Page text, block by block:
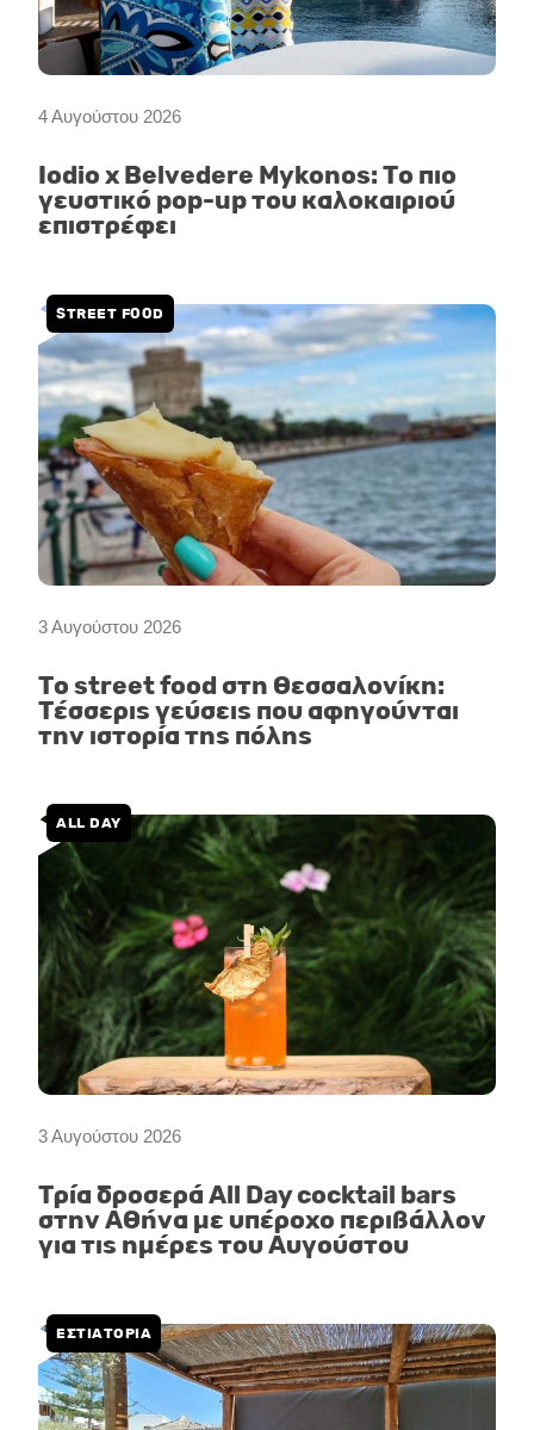
4 Αυγούστου 2026
Iodio x Belvedere Mykonos: Το πιο
γευστικό pop-up του καλοκαιριού
επιστρέφει
3 Αυγούστου 2026
STREET FOOD
Το street food στη Θεσσαλονίκη:
Τέσσερις γεύσεις που αφηγούνται
την ιστορία της πόλης
3 Αυγούστου 2026
ALL DAY
Τρία δροσερά All Day cocktail bars
στην Αθήνα με υπέροχο περιβάλλον
για τις ημέρες του Αυγούστου
ΕΣΤΙΑΤΟΡΙΑ